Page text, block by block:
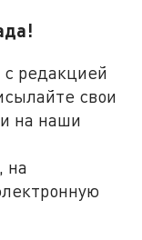
редакцией
свои
на наши
, на